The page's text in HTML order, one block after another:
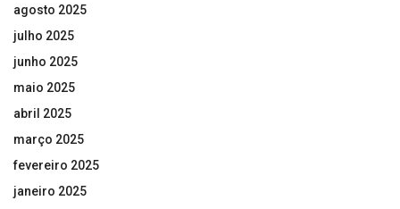
agosto 2025
julho 2025
junho 2025
maio 2025
abril 2025
março 2025
fevereiro 2025
janeiro 2025